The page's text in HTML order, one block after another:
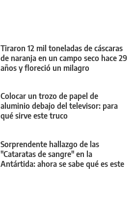
Tiraron 12 mil toneladas de cáscaras
de naranja en un campo seco hace 29
años y floreció un milagro
Colocar un trozo de papel de
aluminio debajo del televisor: para
qué sirve este truco
Sorprendente hallazgo de las
"Cataratas de sangre" en la
Antártida: ahora se sabe qué es este